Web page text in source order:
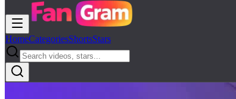
HomeCategoriesShortsStars